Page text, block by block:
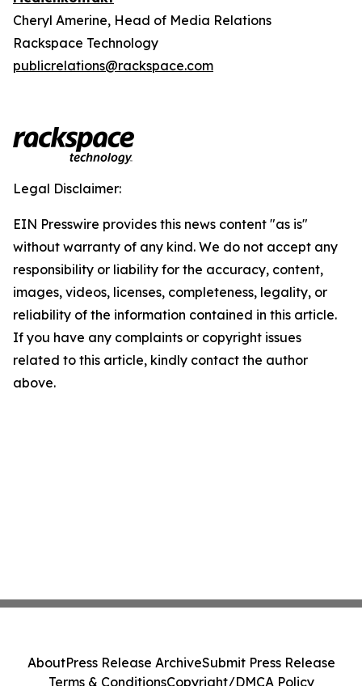
Cheryl Amerine, Head of Media Relations
Rackspace Technology
publicrelations@rackspace.com
Legal Disclaimer:
EIN Presswire provides this news content "as is"
without warranty of any kind. We do not accept any
responsibility or liability for the accuracy, content,
images, videos, licenses, completeness, legality, or
reliability of the information contained in this article.
If you have any complaints or copyright issues
related to this article, kindly contact the author
above.
AboutPress Release ArchiveSubmit Press Release
Terms & ConditionsCopyright/DMCA Policy